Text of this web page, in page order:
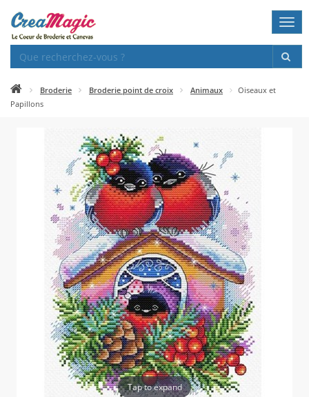
Broderie Broderie point de croix Animaux
Oiseaux et
Papillons
Tap to expand